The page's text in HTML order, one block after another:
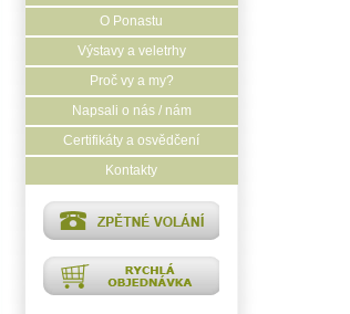
O Ponastu
Výstavy a veletrhy
Proč vy a my?
Napsali o nás / nám
Certifikáty a osvědčení
Kontakty